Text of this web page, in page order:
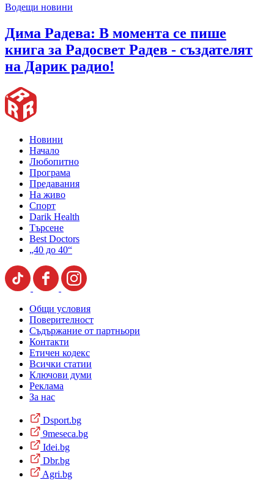
Водещи новини
Дима Радева: В момента се пише
книга за Радосвет Радев - създателят
на Дарик радио!
Новини
Начало
Любопитно
Програма
Предавания
На живо
Спорт
Darik Health
Търсене
Best Doctors
„40 до 40“
Общи условия
Поверителност
Съдържание от партньори
Контакти
Етичен кодекс
Всички статии
Ключови думи
Реклама
За нас
Dsport.bg
9meseca.bg
Idei.bg
Dbr.bg
Agri.bg